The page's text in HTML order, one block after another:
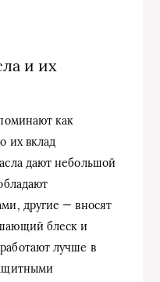
и их
как
их вклад
дают небольшой
другие — вносят
блеск и
лучше в